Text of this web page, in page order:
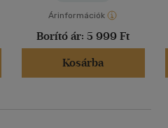
Árinformációk
Borító ár: 5 999 Ft
Kosárba